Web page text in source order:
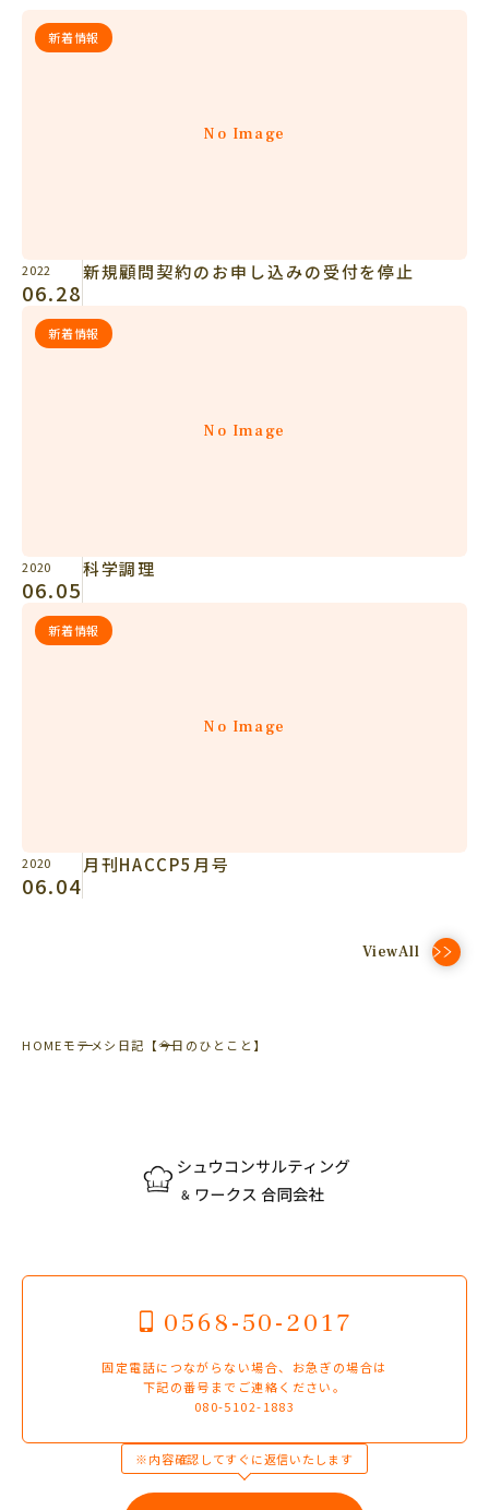
No Image
新着情報
2022
06.28
新規顧問契約のお申し込みの受付を停止
No Image
新着情報
2020
06.05
科学調理
No Image
新着情報
2020
06.04
月刊HACCP5月号
ViewAll
HOMEモテメシ日記 【今日のひとこと】
0568-50-2017
固定電話につながらない場合、お急ぎの場合は
下記の番号までご連絡ください。
080-5102-1883
※内容確認してすぐに返信いたします